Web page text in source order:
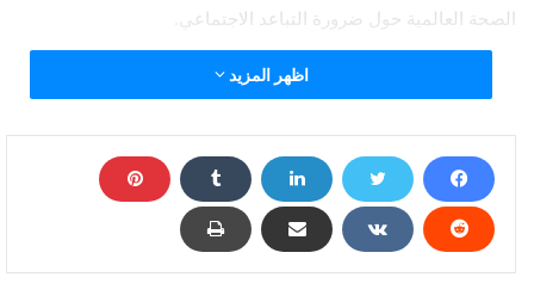
الصحة العالمية حول ضرورة التباعد الاجتماعي.
وتم التحقق من درجات حرارة المشجعين قبل دخول الملعب، حيث
القمصان في المدرجات.
ولا تتمتع الأندية البلاروسية بالشعبية الكبيرة في أوروبا، حتى لدى أكثر
المتحمسين لكرة القدم الأوروبية، وربما الفريق الأكثر شهرة في البلاد
اظهر المزيد